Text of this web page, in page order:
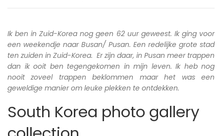
Ik ben in Zuid-Korea nog geen 62 uur geweest. Ik ging voor
een weekendje naar Busan/ Pusan. Een redelijke grote stad
ten zuiden in Zuid-Korea. Er zijn daar, in Pusan meer trappen
dan ik ooit ben tegengekomen in mijn leven. Ik heb nog
nooit zoveel trappen beklommen maar het was een
geweldige manier om leuke plekken te ontdekken.
South Korea photo gallery